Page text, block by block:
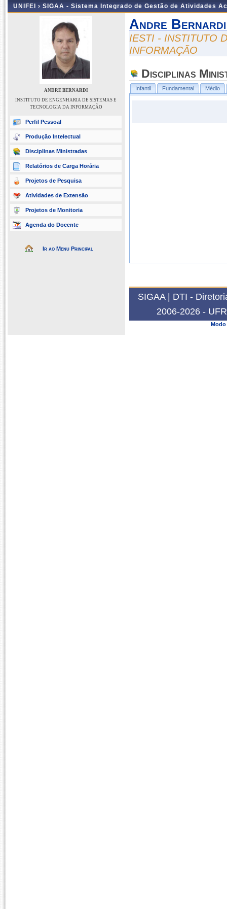
UNIFEI › SIGAA - Sistema Integrado de Gestão de Atividades
ANDRE BERNARDI
INSTITUTO DE ENGENHARIA DE SISTEMAS E
TECNOLOGIA DA INFORMAÇÃO
Perfil Pessoal
Produção Intelectual
Disciplinas Ministradas
Relatórios de Carga Horária
Projetos de Pesquisa
Atividades de Extensão
Projetos de Monitoria
Agenda do Docente
Ir ao Menu Principal
Andre Bernardi
IESTI - INSTITUTO
INFORMAÇÃO
Disciplinas
Infantil Fundamental Médio
SIGAA | DTI -
2006-2026 -
Modo